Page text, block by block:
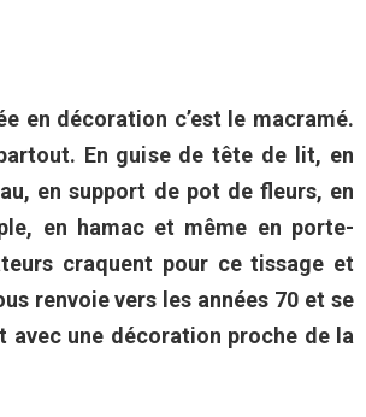
en décoration c’est le macramé.
En guise de tête de lit, en
en support de pot de fleurs, en
en hamac et même en porte-
craquent pour ce tissage et
renvoie vers les années 70 et se
avec une décoration proche de la